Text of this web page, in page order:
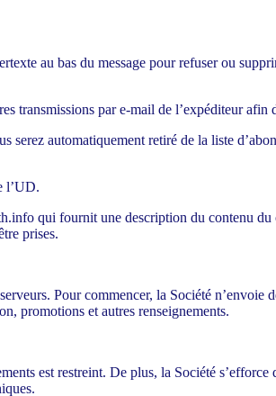
au bas du message pour refuser ou
transmissions par e-mail de l’expéditeur afin
automatiquement retiré de la liste
l’UD.
qui fournit une description du contenu
prises.
Pour commencer, la Société
promotions et autres renseignements.
est restreint. De plus, la Société